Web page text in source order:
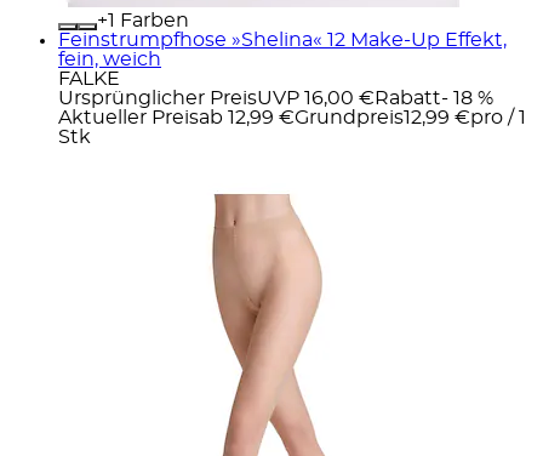
+
Farben
Feinstrumpfhose »Shelina« 12 Make-Up Effekt,
fein, weich
FALKE
Ursprünglicher PreisUVP 16,00 € Rabatt- 18 %
Aktueller Preisab 12,99 €Grundpreis12,99 €pro / 1
Stk